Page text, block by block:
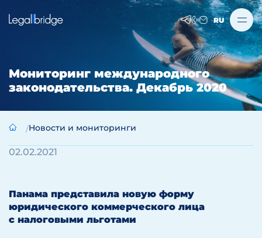
RU
Мониторинг международного
законодательства. Декабрь 2020
Новости и мониторинги
02.02.2021
Панама представила новую форму
юридического коммерческого лица
с налоговыми льготами